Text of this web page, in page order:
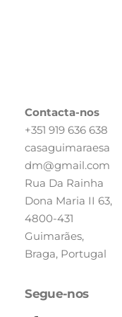
Contacta-nos
+351 919 636 638
casaguimaraesa
dm@gmail.com
Rua Da Rainha
Dona Maria II 63,
4800-431
Guimarães,
Braga, Portugal
Segue-nos